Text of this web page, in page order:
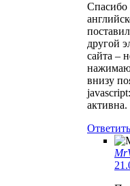
Спасибо
другой
сайта –
внизу
активна.
Ответить